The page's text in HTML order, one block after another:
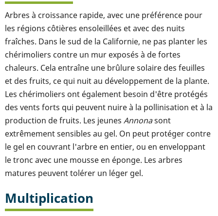
Arbres à croissance rapide, avec une préférence pour
les régions côtières ensoleillées et avec des nuits
fraîches. Dans le sud de la Californie, ne pas planter les
chérimoliers contre un mur exposés à de fortes
chaleurs. Cela entraîne une brûlure solaire des feuilles
et des fruits, ce qui nuit au développement de la plante.
Les chérimoliers ont également besoin d'être protégés
des vents forts qui peuvent nuire à la pollinisation et à la
production de fruits. Les jeunes Annonasont
extrêmement sensibles au gel. On peut protéger contre
le gel en couvrant l'arbre en entier, ou en enveloppant
le tronc avec une mousse en éponge. Les arbres
matures peuvent tolérer un léger gel.
Multiplication